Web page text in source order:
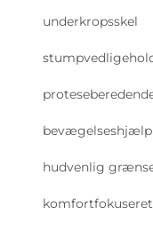
underkropsskel
hudvenlig